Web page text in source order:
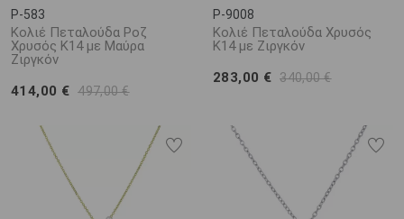
P-583
Κολιέ Πεταλούδα Ροζ
Χρυσός Κ14 με Μαύρα
Ζιργκόν
414,00 € 497,00 €
P-9008
Κολιέ Πεταλούδα Χρυσός
Κ14 με Ζιργκόν
283,00 € 340,00 €